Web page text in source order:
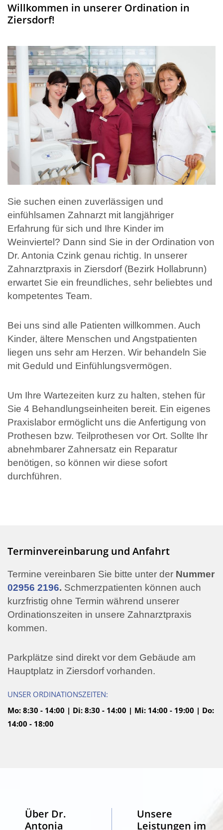
Willkommen in unserer Ordination in
Ziersdorf!
Sie suchen einen zuverlässigen und
einfühlsamen Zahnarzt mit langjähriger
Erfahrung für sich und Ihre Kinder im
Weinviertel? Dann sind Sie in der Ordination von
Dr. Antonia Czink genau richtig. In unserer
Zahnarztpraxis in Ziersdorf (Bezirk Hollabrunn)
erwartet Sie ein freundliches, sehr beliebtes und
kompetentes Team.
Bei uns sind alle Patienten willkommen. Auch
Kinder, ältere Menschen und Angstpatienten
liegen uns sehr am Herzen. Wir behandeln Sie
mit Geduld und Einfühlungsvermögen.
Um Ihre Wartezeiten kurz zu halten, stehen für
Sie 4 Behandlungseinheiten bereit. Ein eigenes
Praxislabor ermöglicht uns die Anfertigung von
Prothesen bzw. Teilprothesen vor Ort. Sollte Ihr
abnehmbarer Zahnersatz ein Reparatur
benötigen, so können wir diese sofort
durchführen.
Terminvereinbarung und Anfahrt
Termine vereinbaren Sie bitte unter der Nummer
02956 2196. Schmerzpatienten können auch
kurzfristig ohne Termin während unserer
Ordinationszeiten in unsere Zahnarztpraxis
kommen.
Parkplätze sind direkt vor dem Gebäude am
Hauptplatz in Ziersdorf vorhanden.
UNSER ORDINATIONSZEITEN:
Mo: 8:30 - 14:00 | Di: 8:30 - 14:00 | Mi: 14:00 - 19:00 | Do:
14:00 - 18:00
Über Dr.
Antonia
Unsere
Leistungen im